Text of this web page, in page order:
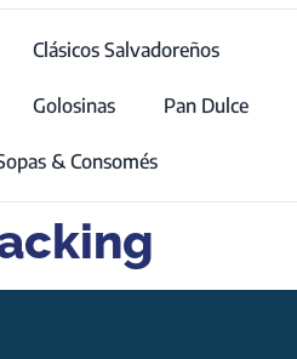
Clásicos Salvadoreños
Golosinas Pan Dulce
& Consomés